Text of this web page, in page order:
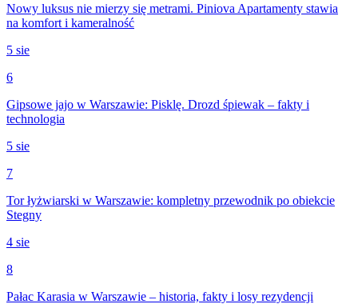
Nowy luksus nie mierzy się metrami. Piniova Apartamenty stawia
na komfort i kameralność
5 sie
6
Gipsowe jajo w Warszawie: Pisklę. Drozd śpiewak – fakty i
technologia
5 sie
7
Tor łyżwiarski w Warszawie: kompletny przewodnik po obiekcie
Stegny
4 sie
8
Pałac Karasia w Warszawie – historia, fakty i losy rezydencji